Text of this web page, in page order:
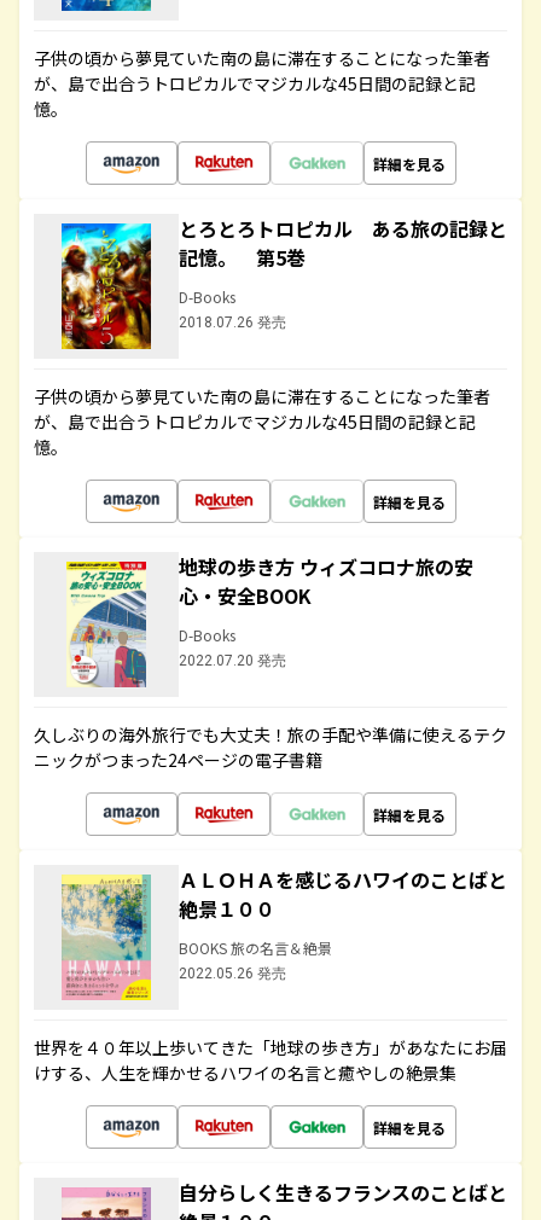
子供の頃から夢見ていた南の島に滞在することになった筆者
が、島で出合うトロピカルでマジカルな45日間の記録と記
憶。
詳細を見る
とろとろトロピカル ある旅の記録と
記憶。 第5巻
D-Books
2018.07.26 発売
子供の頃から夢見ていた南の島に滞在することになった筆者
が、島で出合うトロピカルでマジカルな45日間の記録と記
憶。
詳細を見る
地球の歩き方 ウィズコロナ旅の安
心・安全BOOK
D-Books
2022.07.20 発売
久しぶりの海外旅行でも大丈夫！旅の手配や準備に使えるテク
ニックがつまった24ページの電子書籍
詳細を見る
ＡＬＯＨＡを感じるハワイのことばと
絶景１００
BOOKS 旅の名言＆絶景
2022.05.26 発売
世界を４０年以上歩いてきた「地球の歩き方」があなたにお届
けする、人生を輝かせるハワイの名言と癒やしの絶景集
詳細を見る
自分らしく生きるフランスのことばと